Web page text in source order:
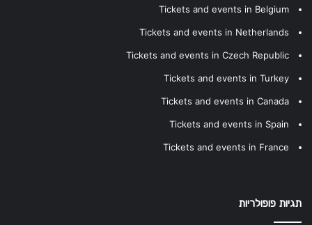
Tickets and events in Belgium
Tickets and events in Netherlands
Tickets and events in Czech Republic
Tickets and events in Turkey
Tickets and events in Canada
Tickets and events in Spain
Tickets and events in France
תגיות פופולריות